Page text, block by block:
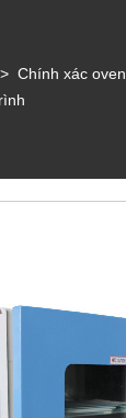
> Chính xác oven